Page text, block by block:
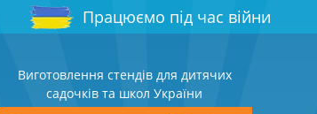
Працюємо під час війни
Виготовлення стендів для дитячих
садочків та школ України